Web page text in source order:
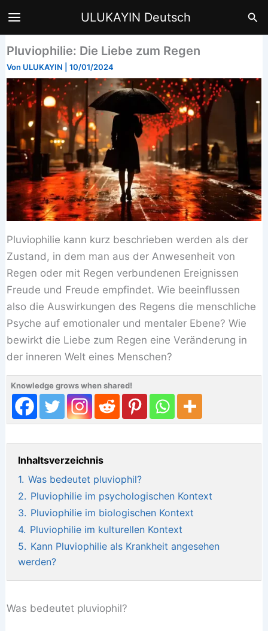
Inhalt
ULUKAYIN Deutsch
Pluviophilie: Die Liebe zum Regen
Von ULUKAYIN |10/01/2024
Pluviophilie kann kurz beschrieben werden als der
Zustand, in dem man aus der Anwesenheit von
Regen oder mit Regen verbundenen Ereignissen
Freude und Freude empfindet. Wie beeinflussen
also die Auswirkungen des Regens die menschliche
Psyche auf emotionaler und mentaler Ebene? Wie
bewirkt die Liebe zum Regen eine Veränderung in
der inneren Welt eines Menschen?
Knowledge grows when shared!
Inhaltsverzeichnis
1. Was bedeutet pluviophil?
2. Pluviophilie im psychologischen Kontext
3. Pluviophilie im biologischen Kontext
4. Pluviophilie im kulturellen Kontext
5. Kann Pluviophilie als Krankheit angesehen
werden?
Was bedeutet pluviophil?